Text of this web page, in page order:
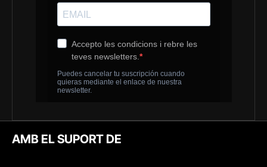
AMB EL SUPORT DE